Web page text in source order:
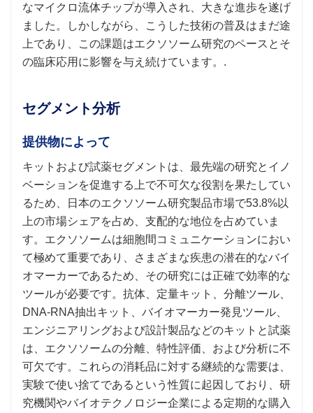
なマイクロ流体チップが導入され、大きな進歩を遂げ
ました。しかしながら、こうした技術の普及はまだ途
上であり、この課題はエクソソーム研究のペースとそ
の臨床応用に影響を与え続けています。.
セグメント分析
提供物によって
キットおよび試薬セグメントは、最先端の研究とイノ
ベーションを促進する上で不可欠な役割を果たしてい
るため、日本のエクソソーム研究製品市場で53.8%以
上の市場シェアを占め、支配的な地位を占めていま
す。エクソソームは細胞間コミュニケーションにおい
て極めて重要であり、さまざまな疾患の潜在的なバイ
オマーカーであるため、その研究には正確で効率的な
ツールが必要です。抗体、定量キット、分離ツール、
DNA-RNA抽出キット、バイオマーカー発見ツール、
エンジニアリングおよび設計製品などのキットと試薬
は、エクソソームの分離、特性評価、および分析に不
可欠です。これらの消耗品に対する継続的な需要は、
実験で使い捨てであるという性質に起因しており、研
究機関やバイオテクノロジー企業による定期的な購入